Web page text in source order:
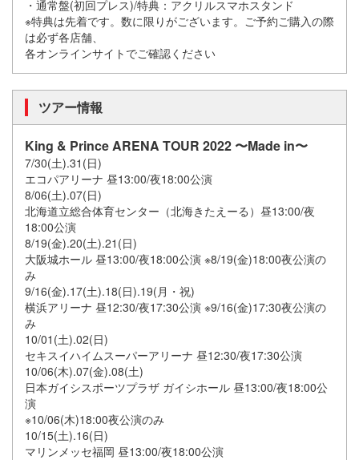
・通常盤(初回プレス)/特典：アクリルスマホスタンド
※特典は先着です。数に限りがございます。ご予約ご購入の際
は必ず各店舗、
各オンラインサイトでご確認ください
ツアー情報
King & Prince ARENA TOUR 2022 〜Made in〜
7/30(土).31(日)
エコパアリーナ 昼13:00/夜18:00公演
8/06(土).07(日)
北海道立総合体育センター（北海きたえーる）昼13:00/夜
18:00公演
8/19(金).20(土).21(日)
大阪城ホール 昼13:00/夜18:00公演 ※8/19(金)18:00夜公演の
み
9/16(金).17(土).18(日).19(月・祝)
横浜アリーナ 昼12:30/夜17:30公演 ※9/16(金)17:30夜公演の
み
10/01(土).02(日)
セキスイハイムスーパーアリーナ 昼12:30/夜17:30公演
10/06(木).07(金).08(土)
日本ガイシスポーツプラザ ガイシホール 昼13:00/夜18:00公
演
※10/06(木)18:00夜公演のみ
10/15(土).16(日)
マリンメッセ福岡 昼13:00/夜18:00公演